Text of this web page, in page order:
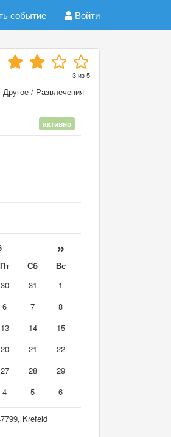
событие Войти
3из5
Другое / Развлечения
активно
»
Пт Сб
Вс
30 31
1
6 7
8
13 14
15
20 21
22
27 28
29
4 5 6
Krefeld